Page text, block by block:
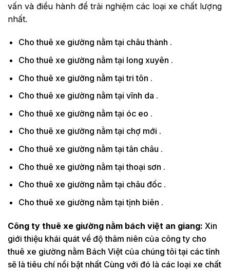
vấn và điều hành để trải nghiệm các loại xe chất lượng
nhất.
Cho thuê xe giường nằm tại châu thành .
Cho thuê xe giường nằm tại long xuyên .
Cho thuê xe giường nằm tại tri tôn .
Cho thuê xe giường nằm tại vĩnh da .
Cho thuê xe giường nằm tại óc eo .
Cho thuê xe giường nằm tại chợ mới .
Cho thuê xe giường nằm tại tân châu .
Cho thuê xe giường nằm tại thoại sơn .
Cho thuê xe giường nằm tại châu đốc .
Cho thuê xe giường nằm tại tịnh biên .
Công ty thuê xe giường nằm bách việt an giang: Xin
giới thiệu khái quát về độ thâm niên của công ty cho
thuê xe giường nằm Bách Việt của chúng tôi tại các tỉnh
sẽ là tiêu chí nổi bật nhất Cùng với đó là các loại xe chất